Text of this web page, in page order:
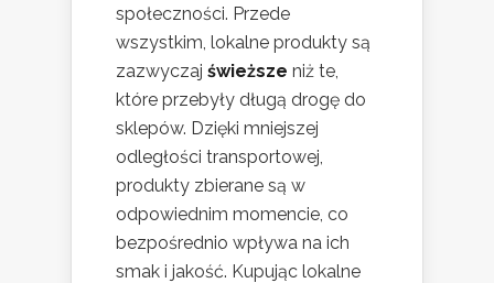
społeczności. Przede
wszystkim, lokalne produkty są
zazwyczaj świeższe niż te,
które przebyły długą drogę do
sklepów. Dzięki mniejszej
odległości transportowej,
produkty zbierane są w
odpowiednim momencie, co
bezpośrednio wpływa na ich
smak i jakość. Kupując lokalne